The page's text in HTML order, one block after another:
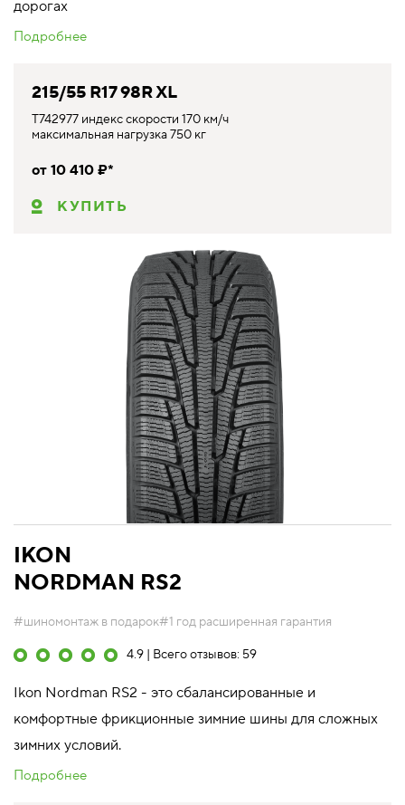
дорогах
Подробнее
215/55 R17 98R XL
T742977 индекс скорости 170 км/ч
максимальная нагрузка 750 кг
от 10 410 ₽*
КУПИТЬ
IKON
NORDMAN RS2
#шиномонтаж в подарок#1 год расширенная гарантия
4.9 | Всего отзывов: 59
Ikon Nordman RS2 - это сбалансированные и
комфортные фрикционные зимние шины для сложных
зимних условий.
Подробнее